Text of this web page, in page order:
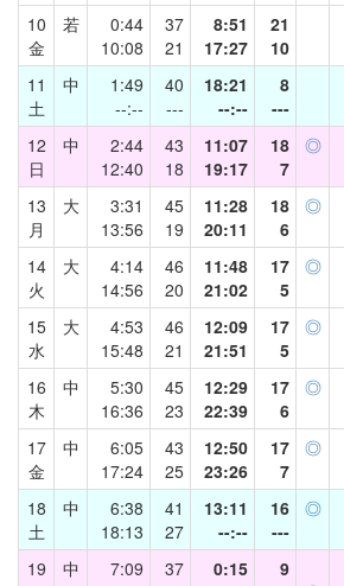
10
金
若
0:44
10:08
37
21
8:51
17:27
21
10
11
土
中
1:49
--:--
40
---
18:21
--:--
8
---
12
日
中
2:44
12:40
43
18
11:07
19:17
18
7
◎
13
月
大
3:31
13:56
45
19
11:28
20:11
18
6
◎
14
火
大
4:14
14:56
46
20
11:48
21:02
17
5
◎
15
水
大
4:53
15:48
46
21
12:09
21:51
17
5
◎
16
木
中
5:30
16:36
45
23
12:29
22:39
17
6
◎
17
金
中
6:05
17:24
43
25
12:50
23:26
17
7
◎
18
土
中
6:38
18:13
41
27
13:11
--:--
16
---
◎
19
中
7:09
37
0:15
9